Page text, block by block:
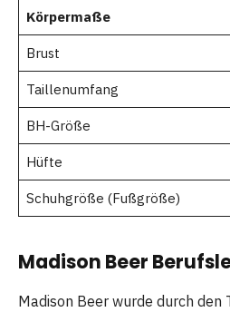
Körpermaße
Brust
Taillenumfang
BH-Größe
Hüfte
Schuhgröße (Fußgröße)
Madison Beer
Madison Beer wurde durch den